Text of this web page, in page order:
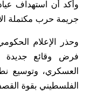
وأكد أن استهداف
جريمة حرب مكتملة
وحذر الإعلام
فرض وقائع جديدة
العسكري، وتوسيع
الفلسطيني بقوة